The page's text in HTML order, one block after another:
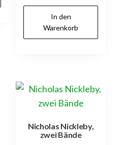
In den
Warenkorb
Nicholas Nickleby,
zwei Bände